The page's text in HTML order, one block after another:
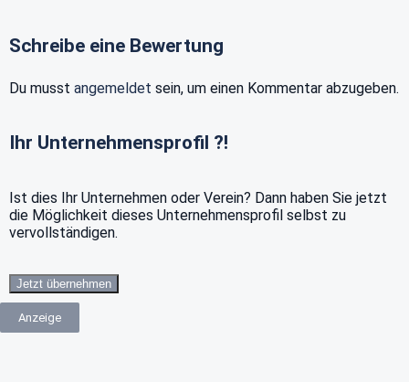
Schreibe eine Bewertung
Du musst angemeldet sein, um einen Kommentar abzugeben.
Ihr Unternehmensprofil ?!
Ist dies Ihr Unternehmen oder Verein? Dann haben Sie jetzt
die Möglichkeit dieses Unternehmensprofil selbst zu
vervollständigen.
Jetzt übernehmen
Anzeige